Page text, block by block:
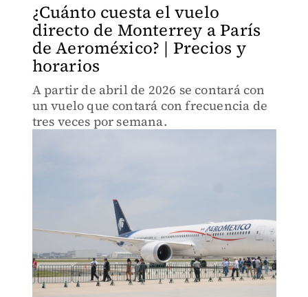
¿Cuánto cuesta el vuelo
directo de Monterrey a París
de Aeroméxico? | Precios y
horarios
A partir de abril de 2026 se contará con
un vuelo que contará con frecuencia de
tres veces por semana.